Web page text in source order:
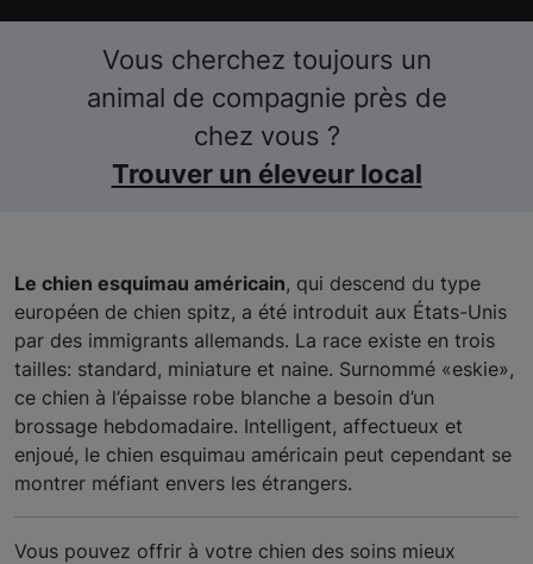
Vous cherchez toujours un
animal de compagnie près de
chez vous ?
Trouver un éleveur local
Le chien esquimau américain, qui descend du type
européen de chien spitz, a été introduit aux États-Unis
par des immigrants allemands. La race existe en trois
tailles: standard, miniature et naine. Surnommé «eskie»,
ce chien à l’épaisse robe blanche a besoin d’un
brossage hebdomadaire. Intelligent, affectueux et
enjoué, le chien esquimau américain peut cependant se
montrer méfiant envers les étrangers.
Vous pouvez offrir à votre chien des soins mieux